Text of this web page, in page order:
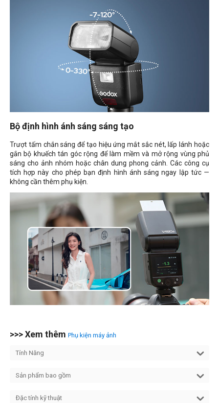
Bộ định hình ánh sáng sáng tạo
Trượt tấm chắn sáng để tạo hiệu ứng mắt sắc nét, lấp lánh hoặc
gắn bộ khuếch tán góc rộng để làm mềm và mở rộng vùng phủ
sáng cho ảnh nhóm hoặc chân dung phong cảnh. Các công cụ
tích hợp này cho phép bạn định hình ánh sáng ngay lập tức —
không cần thêm phụ kiện.
>>> Xem thêm Phụ kiện máy ảnh
Tính Năng
Sản phẩm bao gồm
Đặc tính kỹ thuật